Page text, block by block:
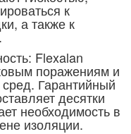
к
а также к
Flexalan
поражениям и
Гарантийный
десятки
необходимость в
изоляции.